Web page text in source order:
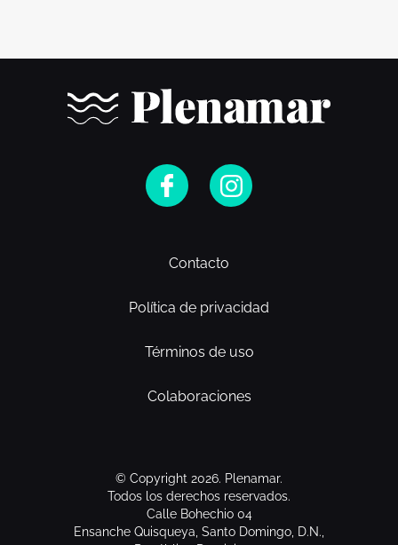
Contacto
Política de privacidad
Términos de uso
Colaboraciones
© Copyright 2026. Plenamar.
Todos los derechos reservados.
Calle Bohechio 04
Ensanche Quisqueya, Santo Domingo, D.N.,